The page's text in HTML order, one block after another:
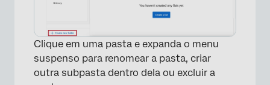
Clique em uma pasta e expanda o menu
suspenso para renomear a pasta, criar
outra subpasta dentro dela ou excluir a